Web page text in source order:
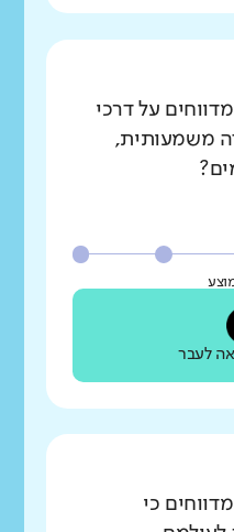
על דרכי
משמעותית,
לעבר
כי